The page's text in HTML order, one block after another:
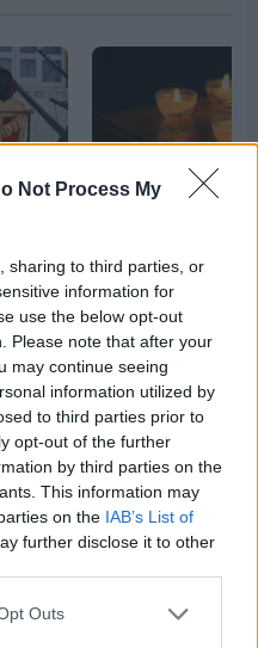
Not Process My
sharing to third parties, or
information for
use the below opt-out
Please note that after your
may continue seeing
information utilized by
to third parties prior to
opt-out of the further
by third parties on the
This information may
on the IAB’s List of
further disclose it to other
Outs
Día Internacional
Libertad de
9 de diciembre de